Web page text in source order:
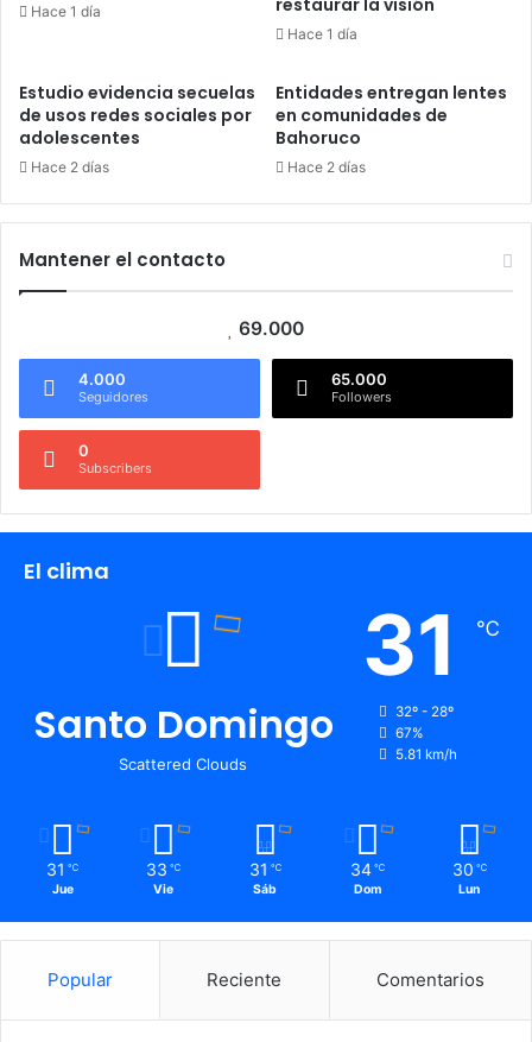
Hace 1 día
Hace 1 día
Estudio evidencia secuelas
de usos redes sociales por
adolescentes
Hace 2 días
Entidades entregan lentes
en comunidades de
Bahoruco
Hace 2 días
Mantener el contacto
69.000
4.000
Seguidores
65.000
Followers
0
Subscribers
El clima
Santo Domingo
Scattered Clouds
31 ℃
32º - 28º
67%
5.81 km/h
31 ℃
Jue
33 ℃
Vie
31 ℃
Sáb
34 ℃
Dom
30 ℃
Lun
Popular Reciente Comentarios